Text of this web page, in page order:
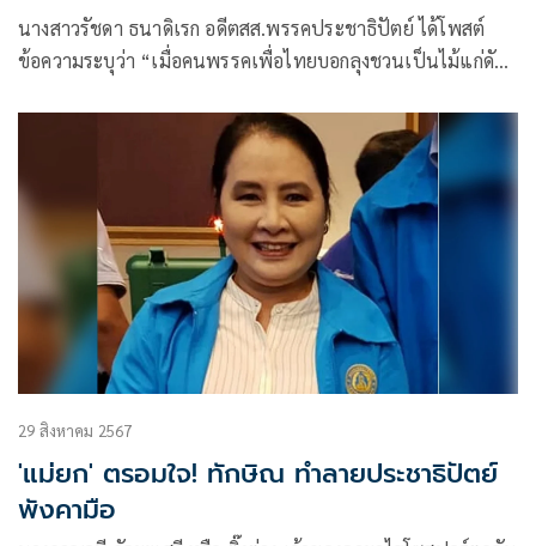
นางสาวรัชดา ธนาดิเรก อดีตสส.พรรคประชาธิปัตย์ ได้โพสต์
ข้อความระบุว่า “เมื่อคนพรรคเพื่อไทยบอกลุงชวนเป็นไม้แก่ดัด
29 สิงหาคม 2567
'แม่ยก' ตรอมใจ! ทักษิณ ทำลายประชาธิปัตย์
พังคามือ